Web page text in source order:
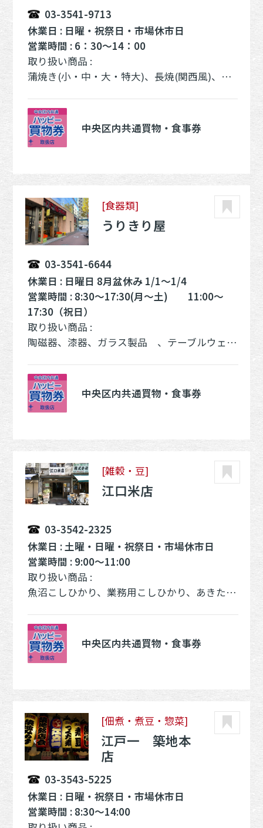
03-3541-9713
休業日 : 日曜・祝祭日・市場休市日
営業時間 : 6：30～14：00
取り扱い商品 :
蒲焼き(小・中・大・特大)、長焼(関西風)、鰻のキモ焼き、鰻弁当
中央区内共通買物・食事券
[食器類]
うりきり屋
03-3541-6644
休業日 : 日曜日 8月盆休み 1/1～1/4
営業時間 : 8:30～17:30(月～土) 11:00～
17:30（祝日）
取り扱い商品 :
陶磁器、漆器、ガラス製品 、テーブルウェア各種
中央区内共通買物・食事券
[雑穀・豆]
江口米店
03-3542-2325
休業日 : 土曜・日曜・祝祭日・市場休市日
営業時間 : 9:00～11:00
取り扱い商品 :
魚沼こしひかり、業務用こしひかり、あきたこまち、業務用あきたこまち、BG米
中央区内共通買物・食事券
[佃煮・煮豆・惣菜]
江戸一 築地本
店
03-3543-5225
休業日 : 日曜・祝祭日・市場休市日
営業時間 : 8:30～14:00